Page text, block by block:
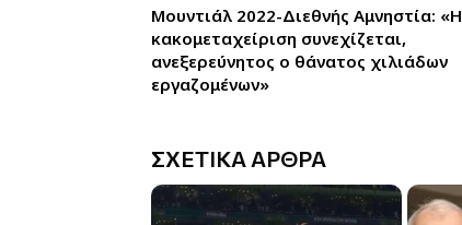
Μουντιάλ 2022-Διεθνής Αμνηστία: «Η
κακομεταχείριση συνεχίζεται,
ανεξερεύνητος ο θάνατος χιλιάδων
εργαζομένων»
ΣΧΕΤΙΚΑ ΑΡΘΡΑ